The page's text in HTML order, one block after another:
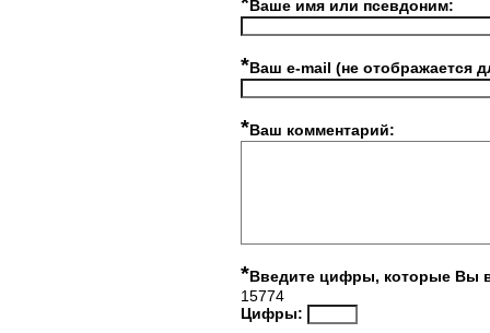
Ваше имя или псевдоним:
*Ваш e-mail (не отображается
*Ваш комментарий:
*Введите цифры, которые Вы
15774
Цифры: